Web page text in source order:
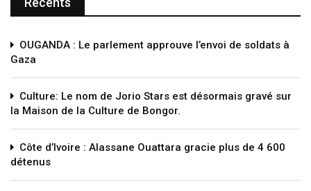
OUGANDA : Le parlement approuve l’envoi de soldats à
Gaza
Culture: Le nom de Jorio Stars est désormais gravé sur
la Maison de la Culture de Bongor.
Côte d’Ivoire : Alassane Ouattara gracie plus de 4 600
détenus